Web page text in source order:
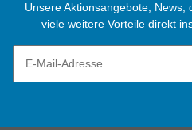
Unsere Aktionsangebote, News,
viele weitere Vorteile direkt